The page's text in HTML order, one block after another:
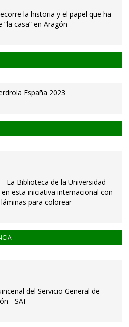
la historia y el papel que ha
casa” en Aragón
España 2023
La Biblioteca de la Universidad
esta iniciativa internacional con
para colorear
del Servicio General de
- SAI